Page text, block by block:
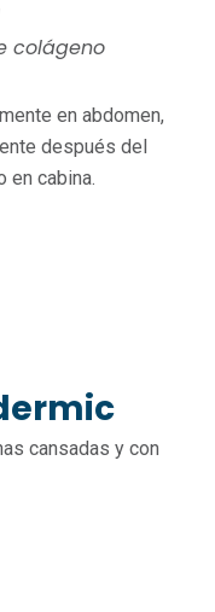
colágeno
en abdomen,
después del
en cabina.
cansadas y con